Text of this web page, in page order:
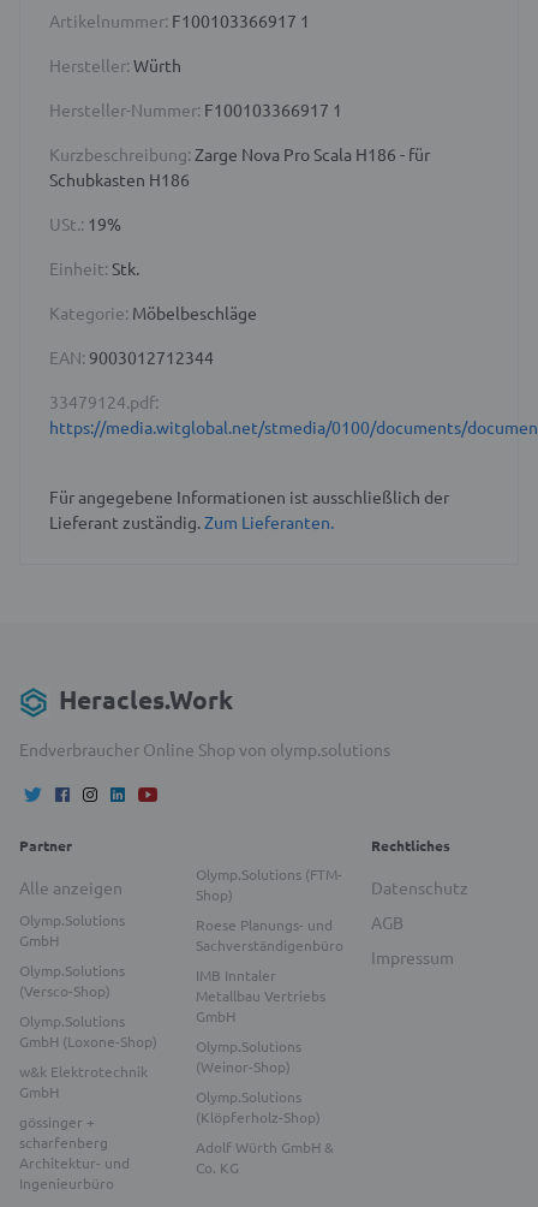
Artikelnummer: F100103366917 1
Hersteller: Würth
Hersteller-Nummer: F100103366917 1
Kurzbeschreibung: Zarge Nova Pro Scala H186 - für
Schubkasten H186
USt.: 19%
Einheit: Stk.
Kategorie: Möbelbeschläge
EAN: 9003012712344
33479124.pdf:
https://media.witglobal.net/stmedia/0100/documents/
Für angegebene Informationen ist ausschließlich der
Lieferant zuständig.Zum Lieferanten.
Heracles.Work
Endverbraucher Online Shop von olymp.solutions
Partner
Alle anzeigen
Olymp.Solutions
GmbH
Olymp.Solutions
(Versco-Shop)
Olymp.Solutions
GmbH (Loxone-Shop)
w&k Elektrotechnik
GmbH
gössinger +
scharfenberg
Architektur- und
Ingenieurbüro
Olymp.Solutions (FTM-
Shop)
Roese Planungs- und
Sachverständigenbüro
IMB Inntaler
Metallbau Vertriebs
GmbH
Olymp.Solutions
(Weinor-Shop)
Olymp.Solutions
(Klöpferholz-Shop)
Adolf Würth GmbH &
Co. KG
Rechtliches
Datenschutz
AGB
Impressum